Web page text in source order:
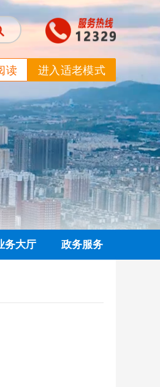
进入适老模式
读
务大厅
务大厅
政务服务